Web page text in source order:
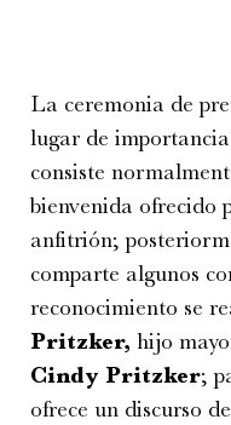
La ceremonia de
lugar de
consiste
bienvenida ofrecido
anfitrión;
comparte algunos
reconocimiento se
Pritzker, hijo
Cindy Pritzker;
ofrece un discurso